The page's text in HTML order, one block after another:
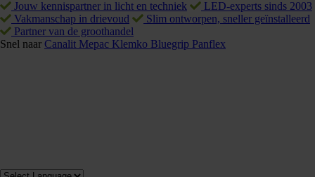
Jouw kennispartner in licht en techniek
LED-experts sinds 2003
Vakmanschap in drievoud
Slim ontworpen, sneller geïnstalleerd
Partner van de groothandel
Snel naar Canalit Mepac Klemko Bluegrip Panflex